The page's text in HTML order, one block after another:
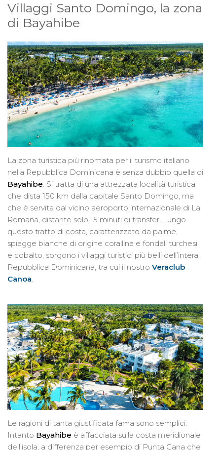
Villaggi Santo Domingo, la zona
di Bayahibe
La zona turistica più rinomata per il turismo italiano
nella Repubblica Dominicana è senza dubbio quella di
Bayahibe. Si tratta di una attrezzata località turistica
che dista 150 km dalla capitale Santo Domingo, ma
che è servita dal vicino aeroporto internazionale di La
Romana, distante solo 15 minuti di transfer. Lungo
questo tratto di costa, caratterizzato da palme,
spiagge bianche di origine corallina e fondali turchesi
e cobalto, sorgono i villaggi turistici più belli dell’intera
Repubblica Dominicana, tra cui il nostro Veraclub
Canoa.
Le ragioni di tanta giustificata fama sono semplici.
Intanto Bayahibe è affacciata sulla costa meridionale
dell’isola, a differenza per esempio di Punta Cana che